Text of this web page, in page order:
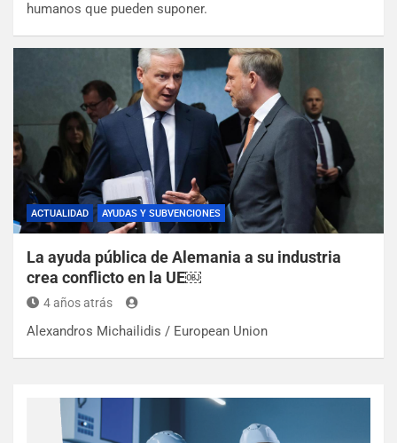
humanos que pueden suponer.
ACTUALIDAD AYUDAS Y SUBVENCIONES
La ayuda pública de Alemania a su industria
crea conflicto en la UE￼
4 años atrás
Alexandros Michailidis / European Union